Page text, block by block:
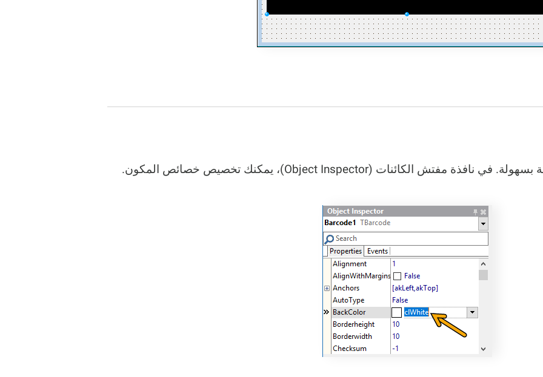
لكن لا تقلق، يمكننا حل هذه المشكلة بسهولة. في نافذة مفتش الكائنات (Object Inspector)، يمكنك تخصيص خصائص المكون.